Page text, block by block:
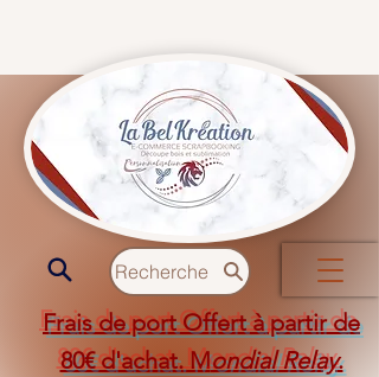
Recherche
Frais de port Offert à partir de
80€ d'achat. Mondial Relay.